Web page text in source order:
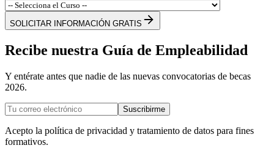
SOLICITAR INFORMACIÓN GRATIS
Recibe nuestra Guía de Empleabilidad
Y entérate antes que nadie de las nuevas convocatorias de becas
2026.
Suscribirme
Acepto la política de privacidad y tratamiento de datos para fines
formativos.